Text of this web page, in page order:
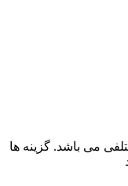
می باشد. گزینه ها